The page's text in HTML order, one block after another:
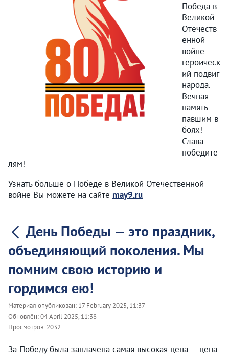
Победа в
Великой
Отечеств
енной
войне –
героическ
ий подвиг
народа.
Вечная
память
павшим в
боях!
Слава
победите
лям!
Узнать больше о Победе в Великой Отечественной
войне Вы можете на сайте may9.ru
День Победы — это праздник,
объединяющий поколения. Мы
помним свою историю и
гордимся ею!
Материал опубликован: 17 February 2025, 11:37
Обновлён:04 April 2025, 11:38
Просмотров: 2032
За Победу была заплачена самая высокая цена — цена